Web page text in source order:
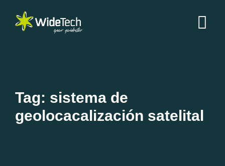
Tag: sistema de
geolocacalización satelital